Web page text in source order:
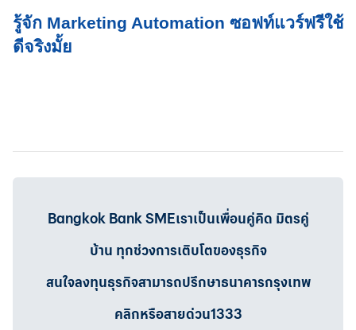
รู้จัก Marketing Automation ซอฟท์แวร์ฟรีใช้
ดีจริงมั้ย
Bangkok Bank SMEเราเป็นเพื่อนคู่คิด มิตรคู่
บ้าน ทุกช่วงการเติบโตของธุรกิจ
สนใจลงทุนธุรกิจสามารถปรึกษาธนาคารกรุงเทพ
คลิกหรือสายด่วน1333